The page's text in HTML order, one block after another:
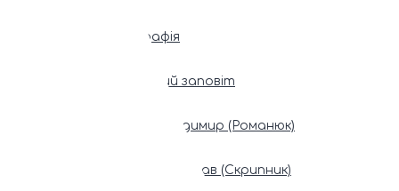
Біографія
Духовний заповіт
Патріарх Володимир (Романюк)
Патріарх Мстислав (Скрипник)